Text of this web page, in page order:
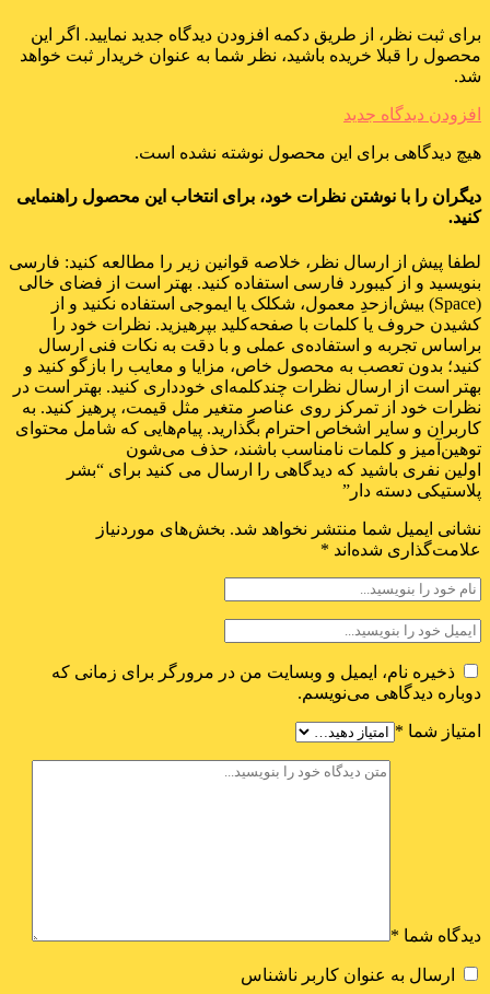
برای ثبت نظر، از طریق دکمه افزودن دیدگاه جدید نمایید. اگر این
محصول را قبلا خریده باشید، نظر شما به عنوان خریدار ثبت خواهد
شد.
افزودن دیدگاه جدید
هیچ دیدگاهی برای این محصول نوشته نشده است.
دیگران را با نوشتن نظرات خود، برای انتخاب این محصول راهنمایی
کنید.
لطفا پیش از ارسال نظر، خلاصه قوانین زیر را مطالعه کنید: فارسی
بنویسید و از کیبورد فارسی استفاده کنید. بهتر است از فضای خالی
(Space) بیش‌از‌حدِ معمول، شکلک یا ایموجی استفاده نکنید و از
کشیدن حروف یا کلمات با صفحه‌کلید بپرهیزید. نظرات خود را
براساس تجربه و استفاده‌ی عملی و با دقت به نکات فنی ارسال
کنید؛ بدون تعصب به محصول خاص، مزایا و معایب را بازگو کنید و
بهتر است از ارسال نظرات چندکلمه‌‌ای خودداری کنید. بهتر است در
نظرات خود از تمرکز روی عناصر متغیر مثل قیمت، پرهیز کنید. به
کاربران و سایر اشخاص احترام بگذارید. پیام‌هایی که شامل محتوای
توهین‌آمیز و کلمات نامناسب باشند، حذف می‌شون
اولین نفری باشید که دیدگاهی را ارسال می کنید برای “بشر
پلاستیکی دسته دار”
نشانی ایمیل شما منتشر نخواهد شد. بخش‌های موردنیاز
علامت‌گذاری شده‌اند *
ذخیره نام، ایمیل و وبسایت من در مرورگر برای زمانی که
دوباره دیدگاهی می‌نویسم.
امتیاز شما *
دیدگاه شما *
ارسال به عنوان کاربر ناشناس